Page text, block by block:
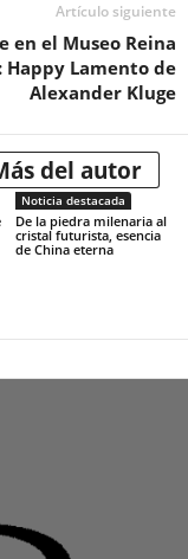
Artículo siguiente
en el Museo Reina
Happy Lamento de
Alexander Kluge
del autor
Noticia destacada
De la piedra milenaria al
cristal futurista, esencia
de China eterna